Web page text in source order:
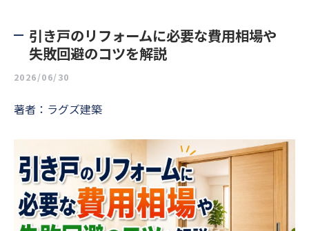
引き戸のリフォームに必要な費用相場や
失敗回避のコツを解説
2026/06/30
著者：ラグズ建築